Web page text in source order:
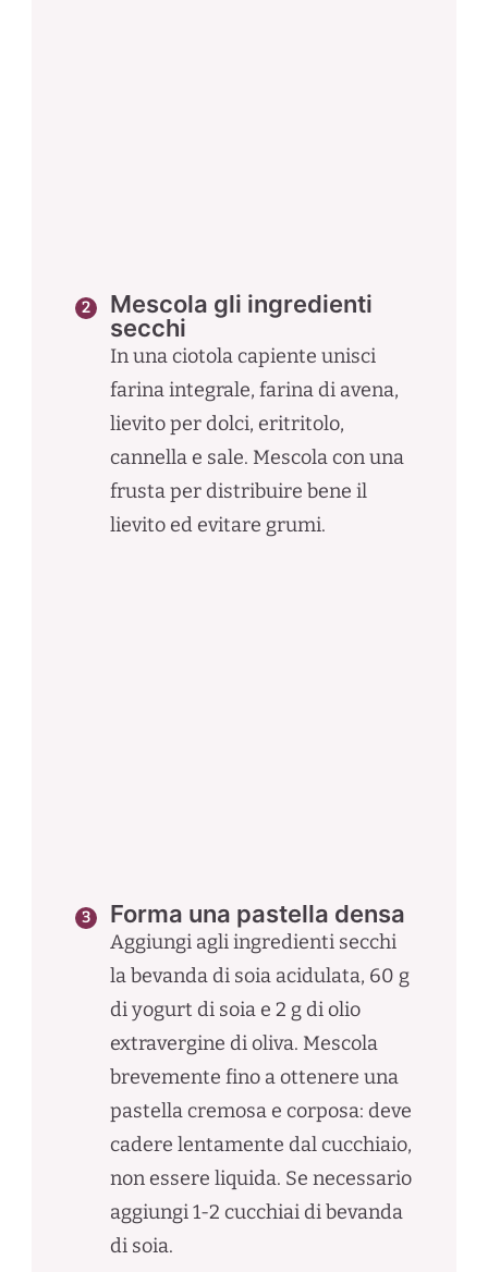
Mescola gli ingredienti
secchi
In una ciotola capiente unisci
farina integrale, farina di avena,
lievito per dolci, eritritolo,
cannella e sale. Mescola con una
frusta per distribuire bene il
lievito ed evitare grumi.
Forma una pastella densa
Aggiungi agli ingredienti secchi
la bevanda di soia acidulata, 60 g
di yogurt di soia e 2 g di olio
extravergine di oliva. Mescola
brevemente fino a ottenere una
pastella cremosa e corposa: deve
cadere lentamente dal cucchiaio,
non essere liquida. Se necessario
aggiungi 1-2 cucchiai di bevanda
di soia.